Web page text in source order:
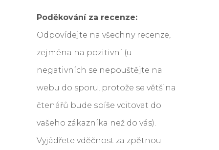
Poděkování za recenze:
Odpovídejte na všechny recenze,
zejména na pozitivní (u
negativních se nepouštějte na
webu do sporu, protože se většina
čtenářů bude spíše vcitovat do
vašeho zákazníka než do vás).
Vyjádřete vděčnost za zpětnou